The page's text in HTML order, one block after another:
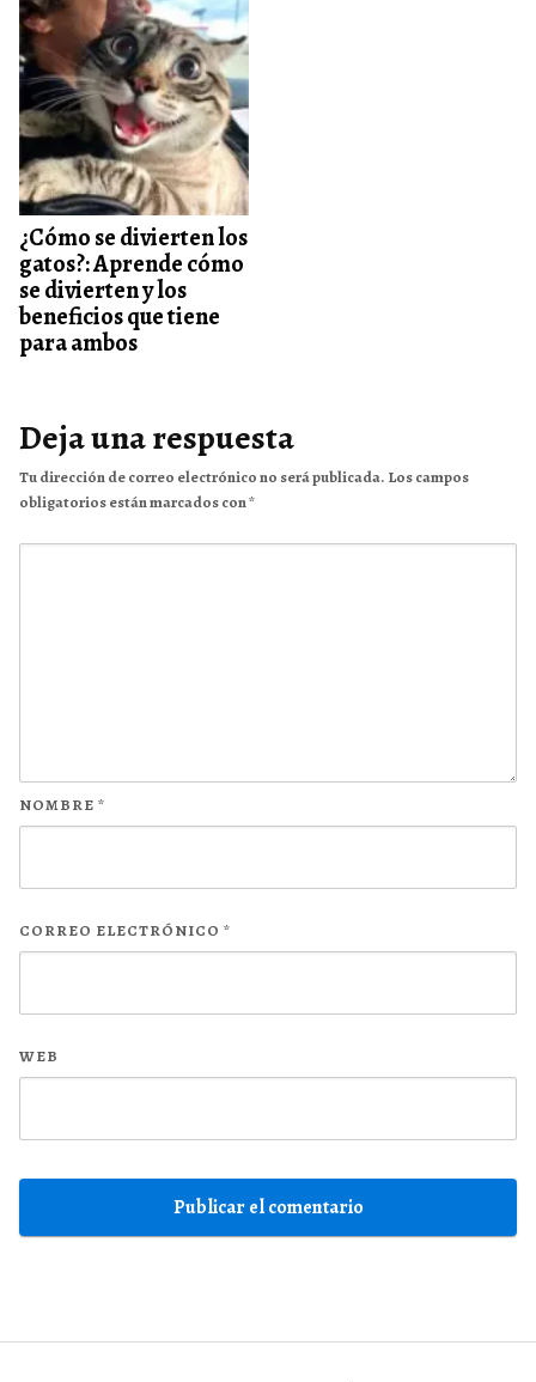
¿Cómo se divierten los
gatos?: Aprende cómo
se divierten y los
beneficios que tiene
para ambos
Deja una respuesta
Tu dirección de correo electrónico no será publicada. Los campos
obligatorios están marcados con*
NOMBRE *
CORREO ELECTRÓNICO *
WEB